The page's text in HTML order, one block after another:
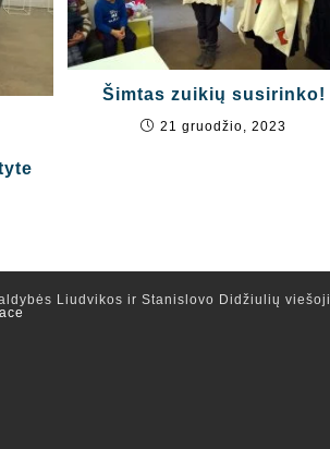
Šimtas zuikių susirinko!
21 gruodžio, 2023
Liudvikos ir Stanislovo Didžiulių viešoji